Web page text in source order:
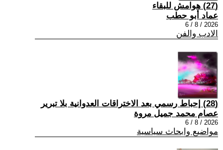
(27) هوامش للبقاء
عماد أبو حطب
2026 / 8 / 6
الادب والفن
(28) إحباط رسمي بعد الاختراقات العدوانية بلا تبرير
عصام محمد جميل مروة
2026 / 8 / 6
مواضيع وابحاث سياسية